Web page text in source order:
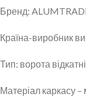
Бренд:
Країна-виробник
Тип: ворота
Матеріал каркасу